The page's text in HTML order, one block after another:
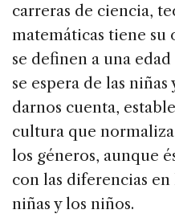
carreras de ciencia,
matemáticas tiene su
se definen a una
se espera de las niñas
darnos cuenta,
cultura que
los géneros, aunque
con las diferencias en
niñas y los niños.